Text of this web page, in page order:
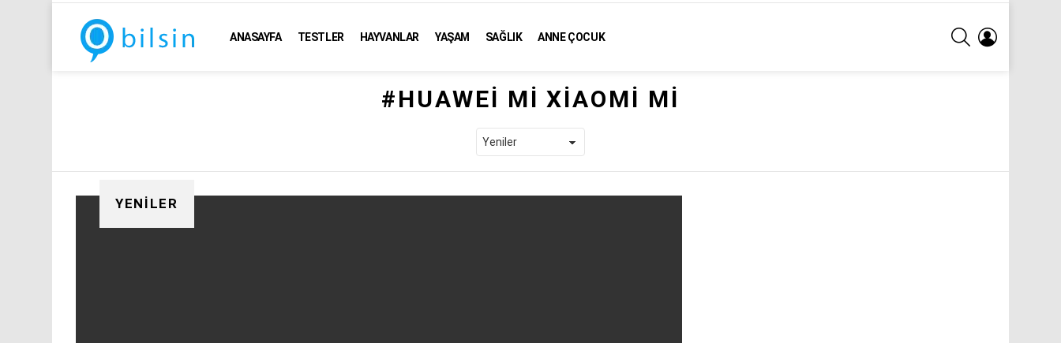
ANASAYFA TESTLER HAYVANLAR YAŞAM SAĞLIK ANNE ÇOCUK
ARA
HUAWEI MI XIAOMI MI
YENILER